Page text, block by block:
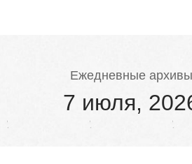
Ежедневные архивы
7 июля,